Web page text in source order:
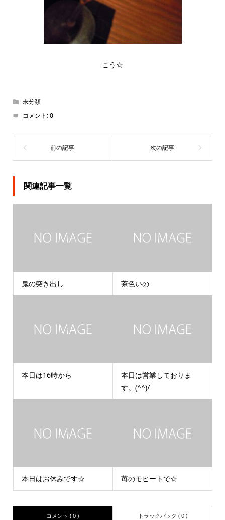
こう☆
未分類
コメント:0
関連記事一覧
鬼の突き出し 茶色いの
本日は16時から
本日は営業しておりま
す。(^^)/
本日はお休みです☆ 苺のモヒートで☆
コメント ( 0 ) トラックバック ( 0 )